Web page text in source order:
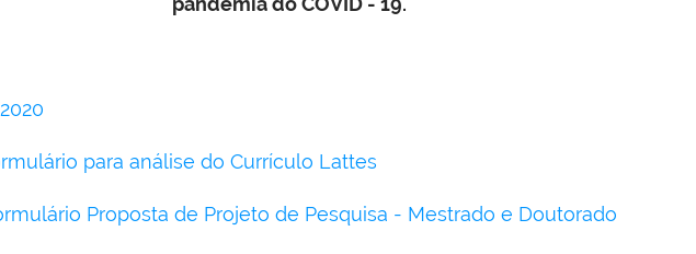
para análise do Currículo Lattes
Proposta de Projeto de Pesquisa - Mestrado e Doutorado